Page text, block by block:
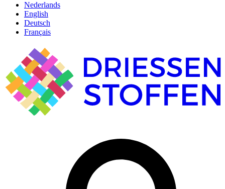
Nederlands
English
Deutsch
Français